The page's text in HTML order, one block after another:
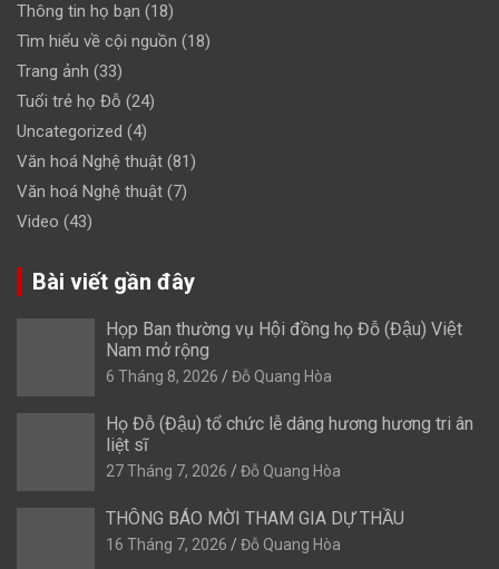
Thông tin họ bạn (18)
Tìm hiểu về cội nguồn (18)
Trang ảnh (33)
Tuổi trẻ họ Đỗ (24)
Uncategorized (4)
Văn hoá Nghệ thuật (81)
Văn hoá Nghệ thuật (7)
Video (43)
Bài viết gần đây
Họp Ban thường vụ Hội đồng họ Đỗ (Đậu) Việt
Nam mở rộng
6 Tháng 8, 2026 Đỗ Quang Hòa
Họ Đỗ (Đậu) tổ chức lễ dâng hương hương tri ân
liệt sĩ
27 Tháng 7, 2026 Đỗ Quang Hòa
THÔNG BÁO MỜI THAM GIA DỰ THẦU
16 Tháng 7, 2026 Đỗ Quang Hòa